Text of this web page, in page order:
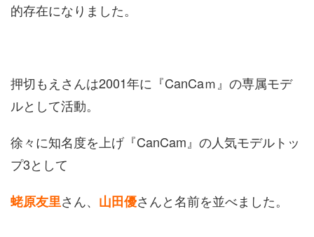
的存在になりました。
押切もえさんは2001年に『CanCaｍ』の専属モデ
ルとして活動。
徐々に知名度を上げ『CanCam』の人気モデルトッ
プ3として
蛯原友里さん、 山田優さんと名前を並べました。